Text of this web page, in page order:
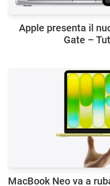
Apple presenta il
Gate –
MacBook Neo va a